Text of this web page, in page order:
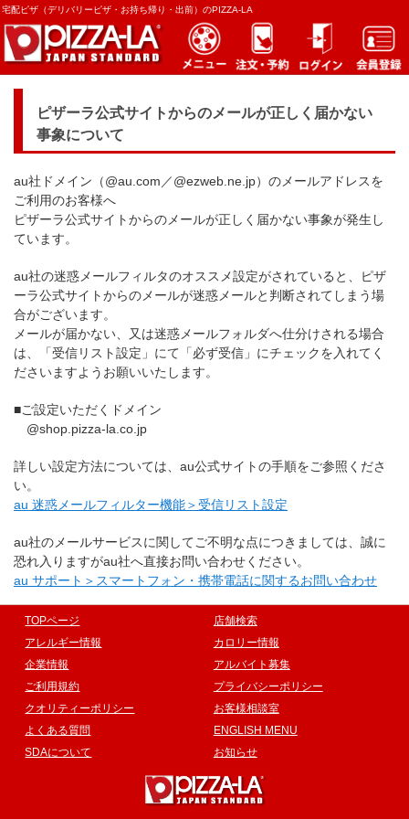
宅配ピザ（デリバリーピザ・お持ち帰り・出前）のPIZZA-LA
ピザーラ公式サイトからのメールが正しく届かない
事象について
au社ドメイン（@au.com／@ezweb.ne.jp）のメールアドレスを
ご利用のお客様へ
ピザーラ公式サイトからのメールが正しく届かない事象が発生し
ています。
au社の迷惑メールフィルタのオススメ設定がされていると、ピザ
ーラ公式サイトからのメールが迷惑メールと判断されてしまう場
合がございます。
メールが届かない、又は迷惑メールフォルダへ仕分けされる場合
は、「受信リスト設定」にて「必ず受信」にチェックを入れてく
ださいますようお願いいたします。
■ご設定いただくドメイン
@shop.pizza-la.co.jp
詳しい設定方法については、au公式サイトの手順をご参照くださ
い。
au 迷惑メールフィルター機能＞受信リスト設定
au社のメールサービスに関してご不明な点につきましては、誠に
恐れ入りますがau社へ直接お問い合わせください。
au サポート＞スマートフォン・携帯電話に関するお問い合わせ
TOPページ
店舗検索
アレルギー情報
カロリー情報
企業情報
アルバイト募集
ご利用規約
プライバシーポリシー
クオリティーポリシー
お客様相談室
よくある質問
ENGLISH MENU
SDAについて
お知らせ